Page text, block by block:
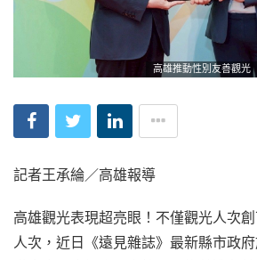
高雄推動性別友善觀
記者王承綸／高雄報導
高雄觀光表現超亮眼！不僅觀光人次
人次，近日《遠見雜誌》最新縣市政